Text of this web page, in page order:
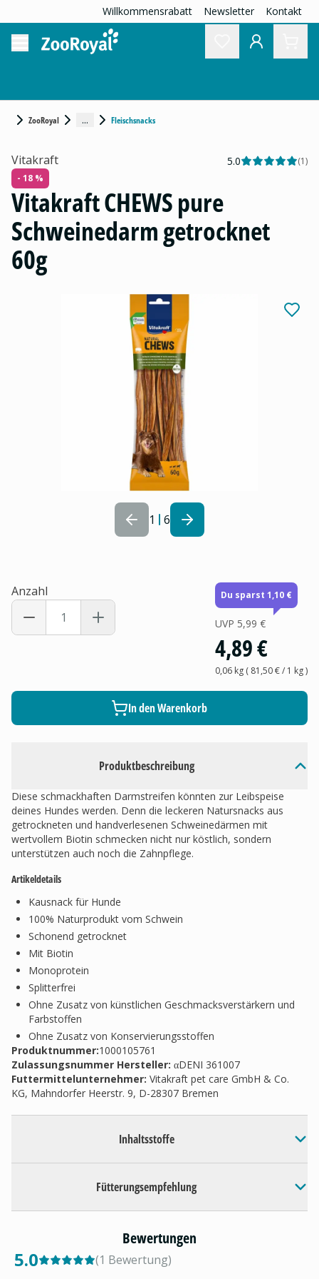
Willkommensrabatt Newsletter Kontakt
ZooRoyal ... Fleischsnacks
1 6
Produktbeschreibung
Diese schmackhaften Darmstreifen könnten zur Leibspeise
deines Hundes werden. Denn die leckeren Natursnacks aus
getrockneten und handverlesenen Schweinedärmen mit
wertvollem Biotin schmecken nicht nur köstlich, sondern
unterstützen auch noch die Zahnpflege.
Artikeldetails
Kausnack für Hunde
100% Naturprodukt vom Schwein
Schonend getrocknet
Mit Biotin
Monoprotein
Splitterfrei
Ohne Zusatz von künstlichen Geschmacksverstärkern und
Farbstoffen
Ohne Zusatz von Konservierungsstoffen
Produktnummer:1000105761
Zulassungsnummer Hersteller: αDENI 361007
Futtermittelunternehmer: Vitakraft pet care GmbH & Co.
KG, Mahndorfer Heerstr. 9, D-28307 Bremen
Inhaltsstoffe
Fütterungsempfehlung
Vitakraft 5.0 (1)
- 18 %
Vitakraft CHEWS pure
Schweinedarm getrocknet
60g
Anzahl Du sparst 1,10 €
UVP 5,99 €
4,89 €
0,06 kg( 81,50 €/ 1 kg)
In den Warenkorb
Bewertungen
5.0 (1 Bewertung)